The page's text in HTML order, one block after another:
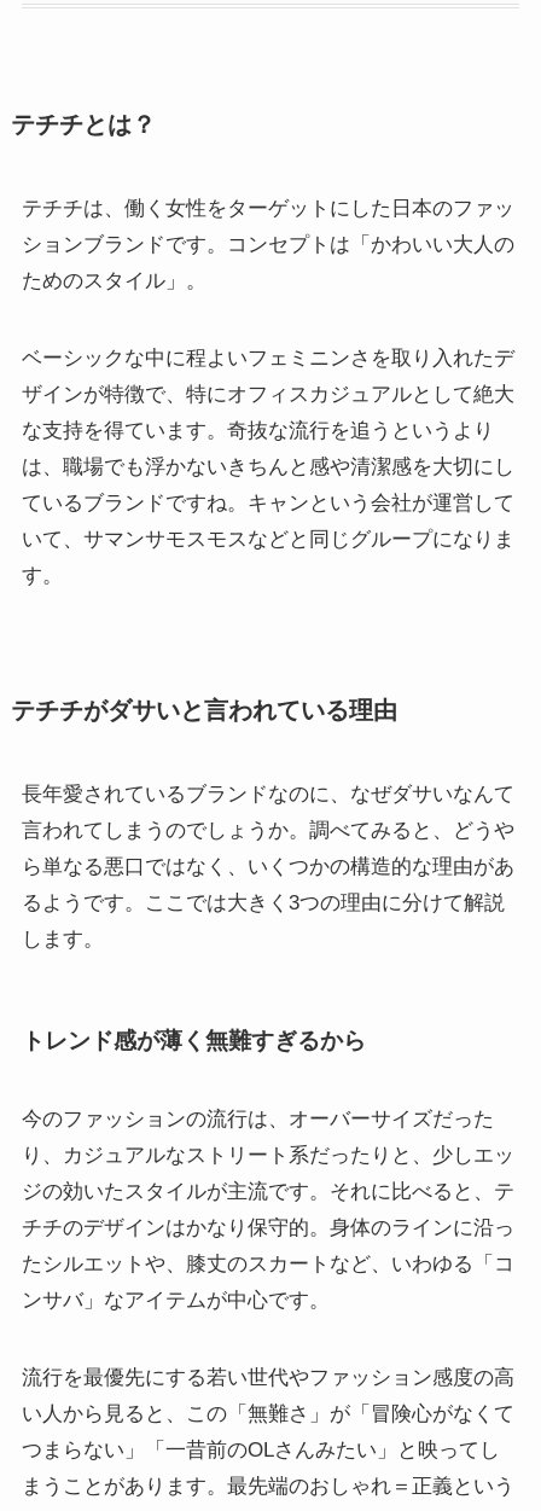
テチチとは？
テチチは、働く女性をターゲットにした日本のファッ
ションブランドです。コンセプトは「かわいい大人の
ためのスタイル」。
ベーシックな中に程よいフェミニンさを取り入れたデ
ザインが特徴で、特にオフィスカジュアルとして絶大
な支持を得ています。奇抜な流行を追うというより
は、職場でも浮かないきちんと感や清潔感を大切にし
ているブランドですね。キャンという会社が運営して
いて、サマンサモスモスなどと同じグループになりま
す。
テチチがダサいと言われている理由
長年愛されているブランドなのに、なぜダサいなんて
言われてしまうのでしょうか。調べてみると、どうや
ら単なる悪口ではなく、いくつかの構造的な理由があ
るようです。ここでは大きく3つの理由に分けて解説
します。
トレンド感が薄く無難すぎるから
今のファッションの流行は、オーバーサイズだった
り、カジュアルなストリート系だったりと、少しエッ
ジの効いたスタイルが主流です。それに比べると、テ
チチのデザインはかなり保守的。身体のラインに沿っ
たシルエットや、膝丈のスカートなど、いわゆる「コ
ンサバ」なアイテムが中心です。
流行を最優先にする若い世代やファッション感度の高
い人から見ると、この「無難さ」が「冒険心がなくて
つまらない」「一昔前のOLさんみたい」と映ってし
まうことがあります。最先端のおしゃれ＝正義という